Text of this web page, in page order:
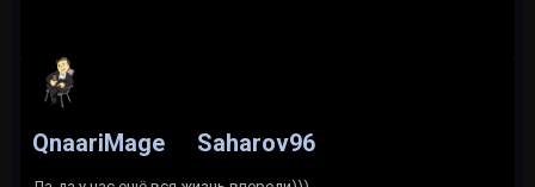
QnaariMage Saharov96